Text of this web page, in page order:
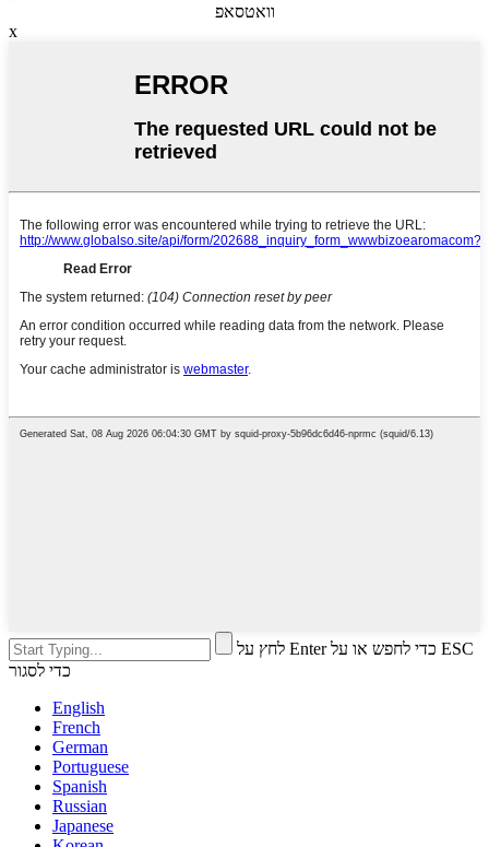
וואטסאפ
x
לחץ על Enter כדי לחפש או על ESC
כדי לסגור
English
French
German
Portuguese
Spanish
Russian
Japanese